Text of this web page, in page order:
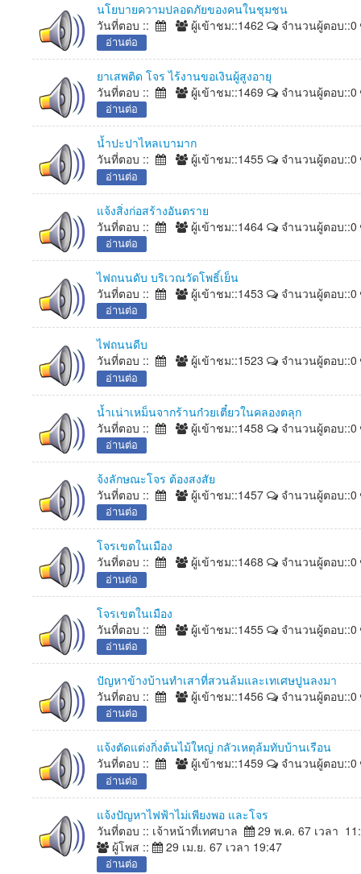
นโยบายความปลอดภัยของคนในชุมชน
วันที่ตอบ ::
ผู้เข้าชม::1462 จำนวนผู้ตอบ::0
อ่านต่อ
ยาเสพติด โจร ไร้งานขอเงินผู้สูงอายุ
วันที่ตอบ ::
ผู้เข้าชม::1469 จำนวนผู้ตอบ::0
อ่านต่อ
น้ำปะปาไหลเบามาก
วันที่ตอบ ::
ผู้เข้าชม::1455 จำนวนผู้ตอบ::0
อ่านต่อ
แจ้งสิ่งก่อสร้างอันตราย
วันที่ตอบ ::
ผู้เข้าชม::1464 จำนวนผู้ตอบ::0
อ่านต่อ
ไฟถนนดับ บริเวณวัดโพธิ์เย็น
วันที่ตอบ ::
ผู้เข้าชม::1453 จำนวนผู้ตอบ::0
อ่านต่อ
ไฟถนนดีบ
วันที่ตอบ ::
ผู้เข้าชม::1523 จำนวนผู้ตอบ::0
อ่านต่อ
น้ำเน่าเหม็นจากร้านก๋วยเตี๋ยวในคลองตลุก
วันที่ตอบ ::
ผู้เข้าชม::1458 จำนวนผู้ตอบ::0
อ่านต่อ
จ้งลักษณะโจร ต้องสงสัย
วันที่ตอบ ::
ผู้เข้าชม::1457 จำนวนผู้ตอบ::0
อ่านต่อ
โจรเขตในเมือง
วันที่ตอบ ::
ผู้เข้าชม::1468 จำนวนผู้ตอบ::0
อ่านต่อ
โจรเขตในเมือง
วันที่ตอบ ::
ผู้เข้าชม::1455 จำนวนผู้ตอบ::0
อ่านต่อ
ปัญหาข้างบ้านทำเสาที่สวนล้มและเทเศษปูนลงมา
วันที่ตอบ ::
ผู้เข้าชม::1456 จำนวนผู้ตอบ::0
อ่านต่อ
แจ้งตัดแต่งกิ่งต้นไม้ใหญ่ กลัวเหตุล้มทับบ้านเรือน
วันที่ตอบ ::
ผู้เข้าชม::1459 จำนวนผู้ตอบ::0
อ่านต่อ
แจ้งปัญหาไฟฟ้าไม่เพียงพอ และโจร
วันที่ตอบ :: เจ้าหน้าที่เทศบาล
29 พ.ค. 67 เวลา
ผู้โพส ::
29 เม.ย. 67 เวลา 19:47
อ่านต่อ